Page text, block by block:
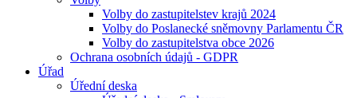
Volby do zastupitelstev krajů 2024
Volby do Poslanecké sněmovny Parlamentu ČR
Volby do zastupitelstva obce 2026
Ochrana osobních údajů - GDPR
Úřad
Úřední deska